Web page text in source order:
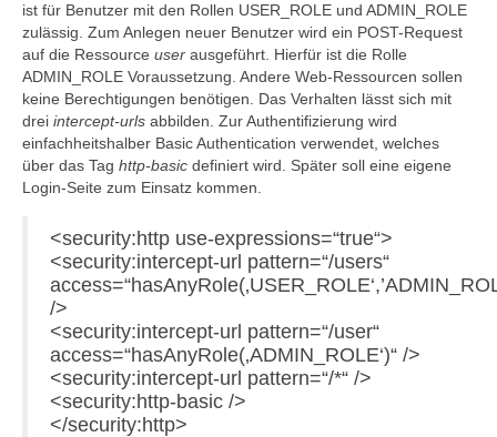
ist für Benutzer mit den Rollen USER_ROLE und ADMIN_ROLE
zulässig. Zum Anlegen neuer Benutzer wird ein POST-Request
auf die Ressource user ausgeführt. Hierfür ist die Rolle
ADMIN_ROLE Voraussetzung. Andere Web-Ressourcen sollen
keine Berechtigungen benötigen. Das Verhalten lässt sich mit
drei intercept-urls abbilden. Zur Authentifizierung wird
einfachheitshalber Basic Authentication verwendet, welches
über das Tag http-basic definiert wird. Später soll eine eigene
Login-Seite zum Einsatz kommen.
<security:http use-expressions=“true“>
<security:intercept-url pattern=“/users“
/>
<security:intercept-url pattern=“/user“
access=“hasAnyRole(‚ADMIN_ROLE‘)“ />
<security:intercept-url pattern=“/*“ />
<security:http-basic />
</security:http>